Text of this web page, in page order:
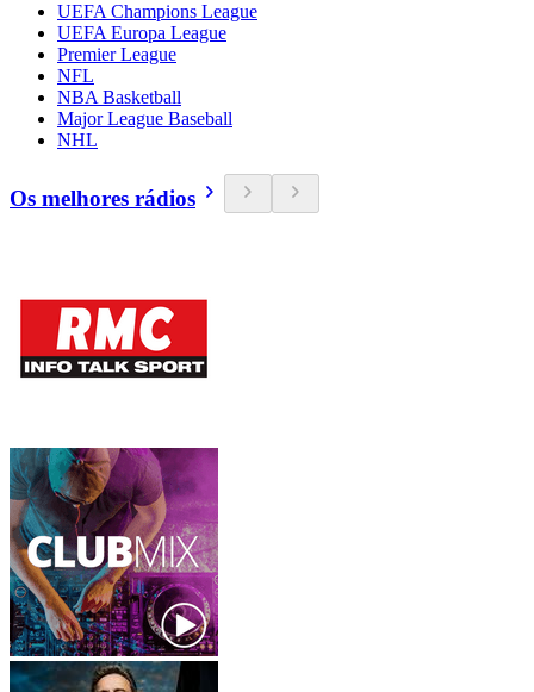
UEFA Champions League
UEFA Europa League
Premier League
NFL
NBA Basketball
Major League Baseball
NHL
Os melhores rádios